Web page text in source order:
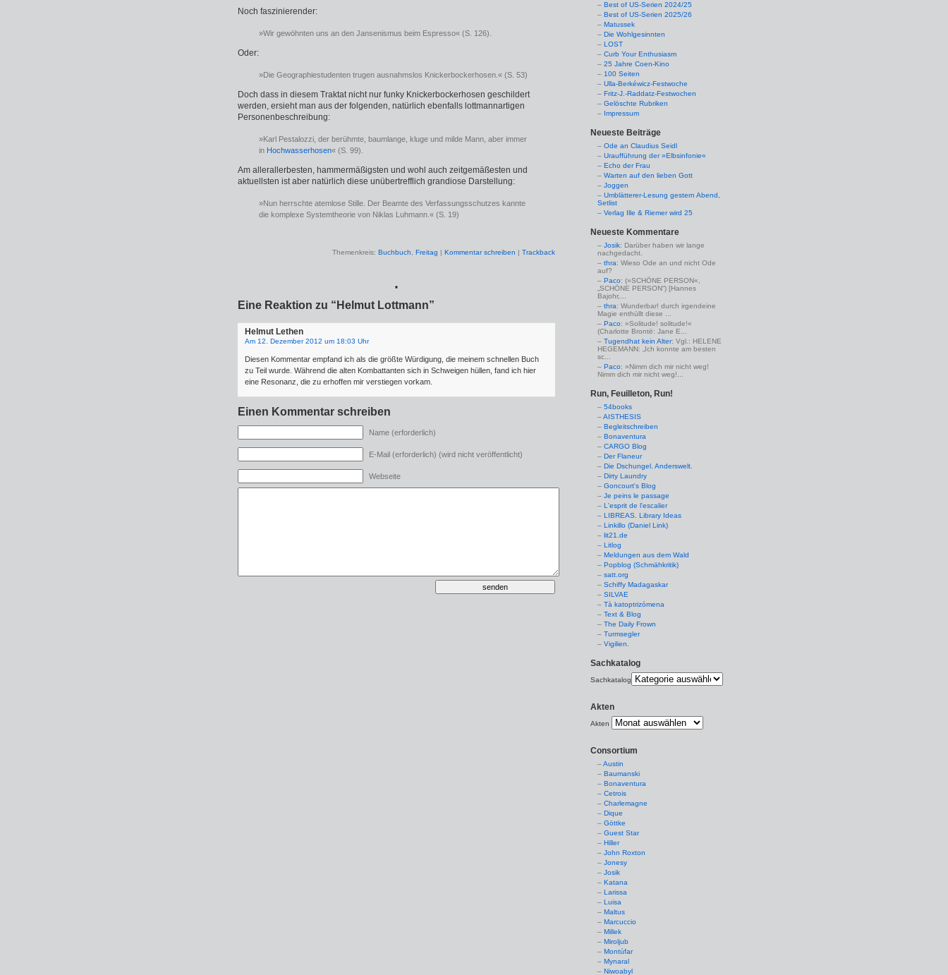
Noch faszinierender:
»Wir gewöhnten uns an den Jansenismus beim Espresso« (S. 126).
Oder:
»Die Geographiestudenten trugen ausnahmslos Knickerbockerhosen.« (S. 53)
Doch dass in diesem Traktat nicht nur funky Knickerbockerhosen geschildert
werden, ersieht man aus der folgenden, natürlich ebenfalls lottmannartigen
Personenbeschreibung:
»Karl Pestalozzi, der berühmte, baumlange, kluge und milde Mann, aber immer
in Hochwasserhosen« (S. 99).
Am allerallerbesten, hammermäßigsten und wohl auch zeitgemäßesten und
aktuellsten ist aber natürlich diese unübertrefflich grandiose Darstellung:
»Nun herrschte atemlose Stille. Der Beamte des Verfassungsschutzes kannte
die komplexe Systemtheorie von Niklas Luhmann.« (S. 19)
Themenkreis: Buchbuch Freitag | Kommentar schreiben | Trackback
*
Eine Reaktion zu “Helmut Lottmann”
Helmut Lethen
Am 12. Dezember 2012 um 18:03 Uhr
Diesen Kommentar empfand ich als die größte Würdigung, die meinem schnellen Buch
zu Teil wurde. Während die alten Kombattanten sich in Schweigen hüllen, fand ich hier
eine Resonanz, die zu erhoffen mir verstiegen vorkam.
Einen Kommentar schreiben
Name (erforderlich)
E-Mail (erforderlich) (wird nicht veröffentlicht)
Webseite
Best of US-Serien 2024/25
Best of US-Serien 2025/26
Matussek
Die Wohlgesinnten
LOST
Curb Your Enthusiasm
25 Jahre Coen-Kino
100 Seiten
Ulla-Berkéwicz-Festwoche
Fritz-J.-Raddatz-Festwochen
Gelöschte Rubriken
Impressum
Neueste Beiträge
Ode an Claudius Seidl
Uraufführung der »Elbsinfonie«
Echo der Frau
Warten auf den lieben Gott
Joggen
Umblätterer-Lesung gestern Abend,
Setlist
Verlag Ille & Riemer wird 25
Neueste Kommentare
Josik: Darüber haben wir lange
nachgedacht.
thra: Wieso Ode an und nicht Ode
auf?
Paco: (»SCHÖNE PERSON«,
„SCHÖNE PERSON“) [Hannes
Bajohr,...
thra: Wunderbar! durch irgendeine
Magie enthüllt diese ...
Paco: »Solitude! solitude!«
(Charlotte Brontë: Jane E...
Tugendhat kein Alter: Vgl.: HELENE
HEGEMANN: „Ich konnte am besten
sc...
Paco: »Nimm dich mir nicht weg!
Nimm dich mir nicht weg!...
Run, Feuilleton, Run!
54books
AISTHESIS
Begleitschreiben
Bonaventura
CARGO Blog
Der Flaneur
Die Dschungel. Anderswelt.
Dirty Laundry
Goncourt's Blog
Je peins le passage
L'esprit de l'escalier
LIBREAS. Library Ideas
Linkillo (Daniel Link)
lit21.de
Litlog
Meldungen aus dem Wald
Popblog (Schmähkritik)
satt.org
Schiffy Madagaskar
SILVAE
Tà katoptrizómena
Text & Blog
The Daily Frown
Turmsegler
Vigilien.
Sachkatalog
Sachkatalog
Akten
Akten
Consortium
Austin
Baumanski
Bonaventura
Cetrois
Charlemagne
Dique
Göttke
Guest Star
Hiller
John Roxton
Jonesy
Josik
Katana
Larissa
Luisa
Maltus
Marcuccio
Millek
Miroljub
Montúfar
Mynaral
Niwoabyl